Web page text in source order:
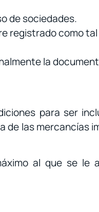
de sociedades.
registrado como tal
la
para ser
de las mercancías
al que se le